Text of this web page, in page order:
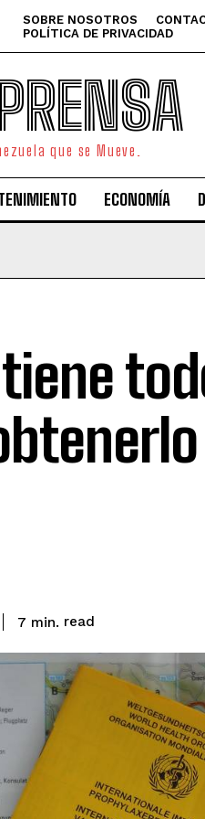
SOBRE NOSOTROS
POLÍTICA DE PRIVACIDAD
que se Mueve.
ECONOMÍA
7 min. read